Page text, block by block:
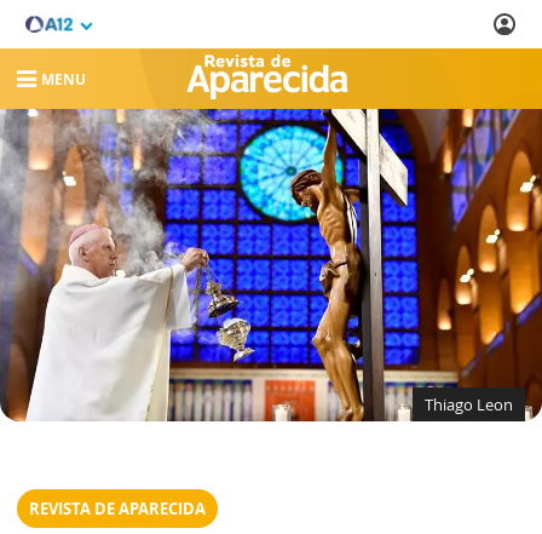
MENU
Thiago Leon
REVISTA DE APARECIDA